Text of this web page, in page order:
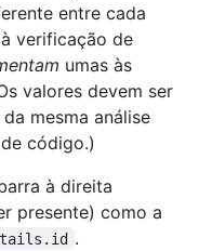
entre cada
verificação de
umas às
valores devem ser
mesma análise
código.)
à direita
presente) como a
.